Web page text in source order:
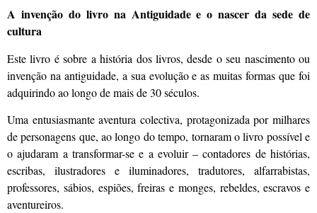
A invenção do livro na Antiguidade e o nascer da sede de
cultura
Este livro é sobre a história dos livros, desde o seu nascimento ou
invenção na antiguidade, a sua evolução e as muitas formas que foi
adquirindo ao longo de mais de 30 séculos.
Uma entusiasmante aventura colectiva, protagonizada por milhares
de personagens que, ao longo do tempo, tornaram o livro possível e
o ajudaram a transformar-se e a evoluir – contadores de histórias,
escribas, ilustradores e iluminadores, tradutores, alfarrabistas,
professores, sábios, espiões, freiras e monges, rebeldes, escravos e
aventureiros.